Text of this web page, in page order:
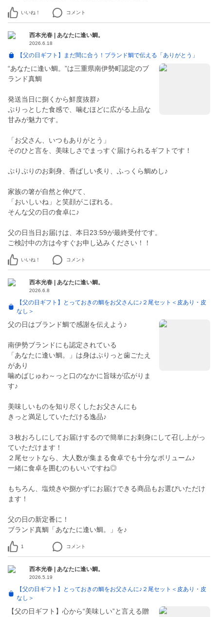
いいね！ コメント
西本光春 | あなたに逢い鯛。
2026.6.18
【父の日ギフト】まだ間に合う！ブランド鯛で伝える「ありがとう」
“あなたに逢い鯛。”は三重県南伊勢町認定のブ
ランド真鯛
発送当日に捌くから鮮度抜群♪
ぷりっとした食感で、噛むほどに広がる上品な
甘みが魅力です。
「お父さん、いつもありがとう」
そのひと言を、美味しさでまっすぐ届けられるギフトです！
ぷりぷりのお刺身、香ばしい炙り、ふっくら鯛めし♪
家族の箸が自然と伸びて、
「おいしいね」と笑顔がこぼれる。
そんな父の日の食卓に♪
父の日当日お届けは、本日23:59が最終受付です。
ご検討中の方は今すぐお申し込みください！！
いいね！ コメント
西本光春 | あなたに逢い鯛。
2026.6.8
【父の日ギフト】とっておきの鯛をお父さんに♪２尾セット＜皮あり・皮
なし＞
父の日はブランド鯛で感謝を伝えよう♪
南伊勢ブランドにも認定されている
「あなたに逢い鯛。」は身はぷりっと歯ごたえ
があり
噛めばじゅわ～っと口のなかに旨味が広がりま
す♪
美味しいものを知り尽くしたお父さんにも
きっと満足していただける逸品♪
３枚おろしにしてお届けするので簡単にお刺身にして召し上がっ
ていただけます！
２尾セットなら、大人数が集まる食卓でも十分なボリューム♪
一緒に食卓を囲むのもいいですね◎
もちろん、塩焼きや捌かずにお届けできる商品もお選びいただけ
ます！
父の日の新定番に！
ブランド真鯛「あなたに逢い鯛。」を♪
1 コメント
西本光春 | あなたに逢い鯛。
2026.5.19
【父の日ギフト】とっておきの鯛をお父さんに♪２尾セット＜皮あり・皮
なし＞
【父の日ギフト】心から“美味しい”と言える贈